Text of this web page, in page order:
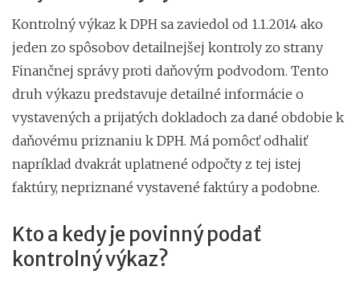
Kontrolný výkaz k DPH sa zaviedol od 1.1.2014 ako
jeden zo spôsobov detailnejšej kontroly zo strany
Finančnej správy proti daňovým podvodom. Tento
druh výkazu predstavuje detailné informácie o
vystavených a prijatých dokladoch za dané obdobie k
daňovému priznaniu k DPH. Má pomôcť odhaliť
napríklad dvakrát uplatnené odpočty z tej istej
faktúry, nepriznané vystavené faktúry a podobne.
Kto a kedy je povinný podať
kontrolný výkaz?